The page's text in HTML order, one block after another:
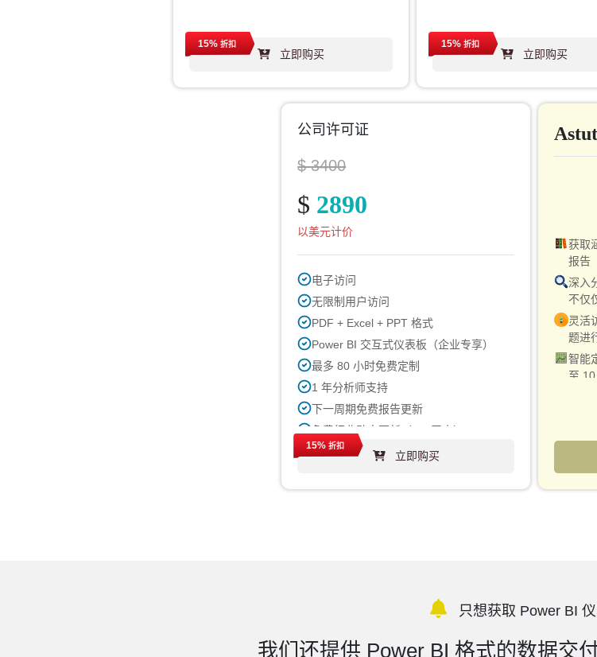
15% 折扣
立即购买
15% 折扣
立即购买
公司许可证
$ 3400
$ 2890
以美元计价
电子访问
无限制用户访问
PDF + Excel + PPT 格式
Power BI 交互式仪表板（企业专享）
最多 80 小时免费定制
1 年分析师支持
下一周期免费报告更新
免费行业动态更新（180天内）
购买后最高可享 40% 折扣
15% 折扣
立即购买
获取
报告
深入
不仅
灵活
题进
智能
至
只想获取 Power BI 仪
我们还提供 Power BI 格式的数据交